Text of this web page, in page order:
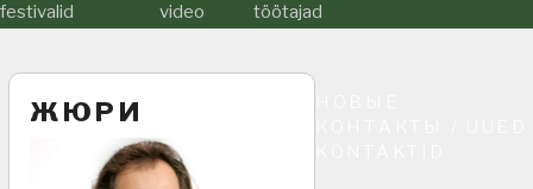
festivalid
video
töötajad
ЖЮРИ